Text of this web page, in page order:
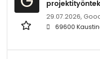
29.07.2026,
69600